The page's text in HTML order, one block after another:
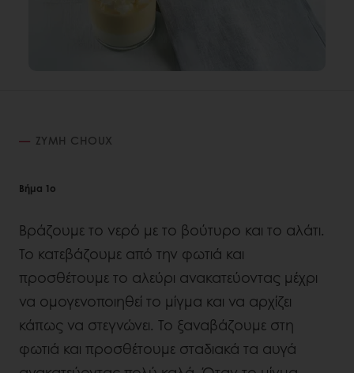
ΖΥΜΗ CHOUX
Βήμα 1ο
Βράζουμε το νερό με το βούτυρο και το αλάτι.
Το κατεβάζουμε από την φωτιά και
προσθέτουμε το αλεύρι ανακατεύοντας μέχρι
να ομογενοποιηθεί το μίγμα και να αρχίζει
κάπως να στεγνώνει. Το ξαναβάζουμε στη
φωτιά και προσθέτουμε σταδιακά τα αυγά